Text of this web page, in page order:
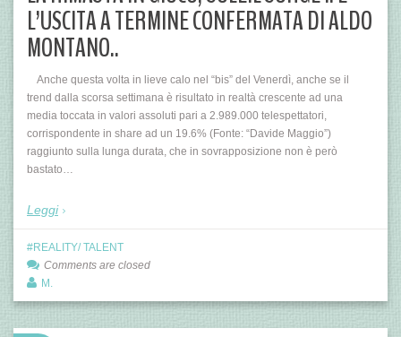
L’USCITA A TERMINE CONFERMATA DI ALDO
MONTANO..
Anche questa volta in lieve calo nel “bis” del Venerdì, anche se il
trend dalla scorsa settimana è risultato in realtà crescente ad una
media toccata in valori assoluti pari a 2.989.000 telespettatori,
corrispondente in share ad un 19.6% (Fonte: “Davide Maggio”)
raggiunto sulla lunga durata, che in sovrapposizione non è però
bastato…
Leggi
REALITY/ TALENT
Comments are closed
M.